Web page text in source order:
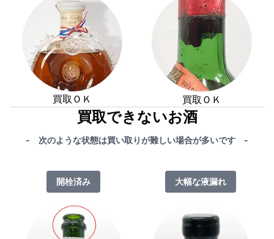
買取ＯＫ 買取ＯＫ
買取できないお酒
- 次のような状態は買い取りが難しい場合が多いです -
開栓済み 大幅な液漏れ